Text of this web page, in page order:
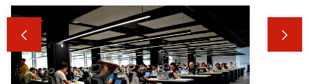
 